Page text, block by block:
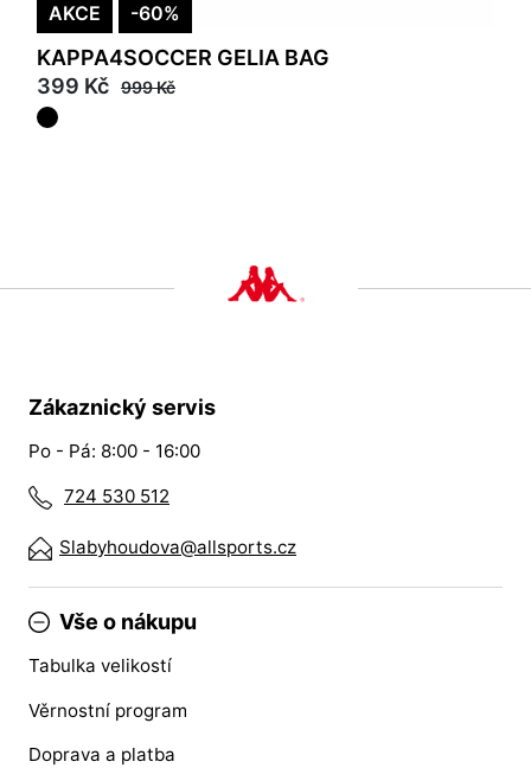
AKCE -60%
KAPPA4SOCCER GELIA BAG
399 Kč 999 Kč
Zákaznický servis
Po - Pá: 8:00 - 16:00
724 530 512
Slabyhoudova@allsports.cz
Vše o nákupu
Tabulka velikostí
Věrnostní program
Doprava a platba